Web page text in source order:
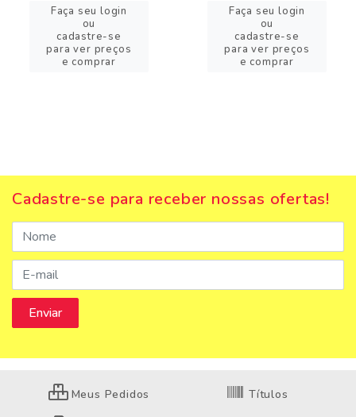
Faça seu login
ou
cadastre-se
para ver preços
e comprar
Faça seu login
ou
cadastre-se
para ver preços
e comprar
Cadastre-se para receber nossas ofertas!
Meus Pedidos Títulos